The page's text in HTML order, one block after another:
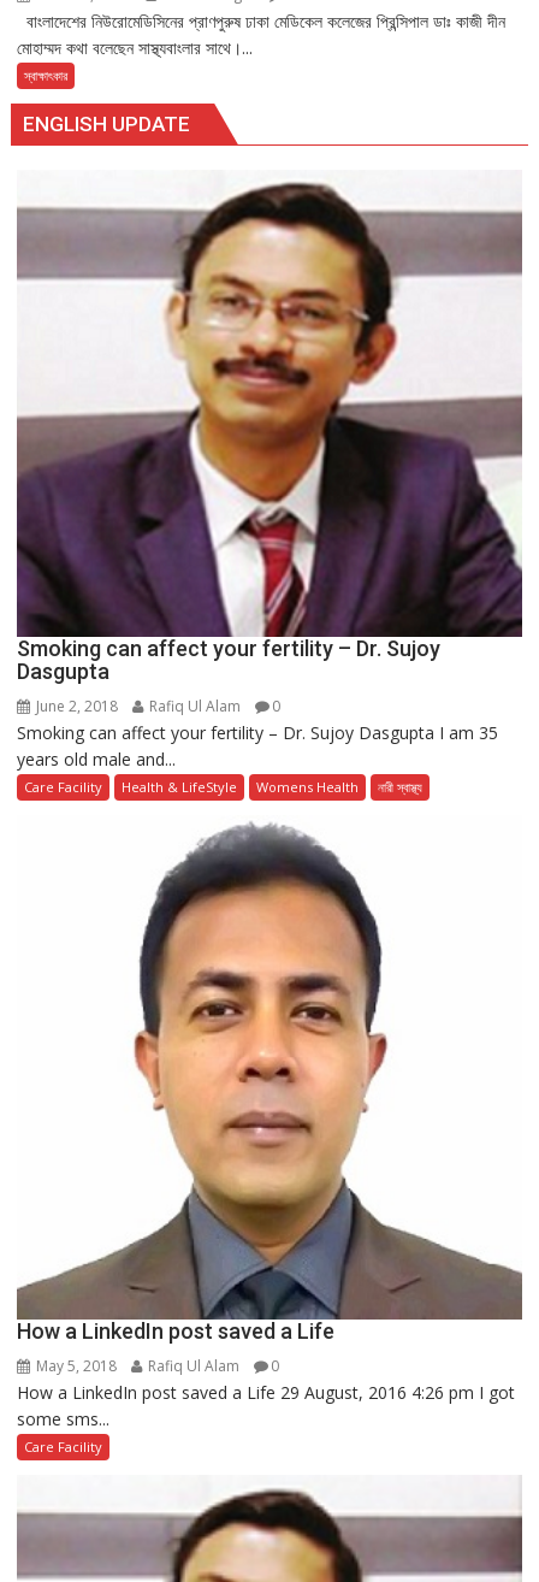
বাংলাদেশের নিউরোমেডিসিনের প্রাণপুরুষ ঢাকা মেডিকেল কলেজের প্রিন্সিপাল ডাঃ কাজী দীন
মোহাম্মদ কথা বলেছেন সাস্থ্যবাংলার সাথে।...
স্বাক্ষাৎকার
ENGLISH UPDATE
Smoking can affect your fertility – Dr. Sujoy
Dasgupta
June 2, 2018 Rafiq Ul Alam 0
Smoking can affect your fertility – Dr. Sujoy Dasgupta I am 35
years old male and...
Care Facility Health & LifeStyle Womens Health নারী স্বাস্থ্য
How a LinkedIn post saved a Life
May 5, 2018 Rafiq Ul Alam 0
How a LinkedIn post saved a Life 29 August, 2016 4:26 pm I got
some sms...
Care Facility